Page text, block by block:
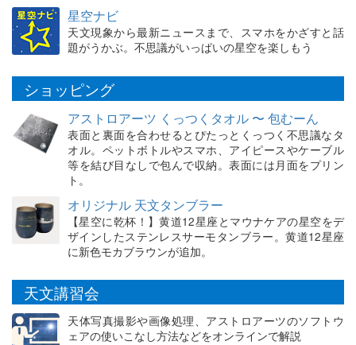
星空ナビ
天文現象から最新ニュースまで、スマホをかざすと話
題がうかぶ。不思議がいっぱいの星空を楽しもう
ショッピング
アストロアーツ くっつくタオル 〜 包むーん
表面と裏面を合わせるとぴたっとくっつく不思議なタ
オル。ペットボトルやスマホ、アイピースやケーブル
等を結び目なしで包んで収納。表面には月面をプリン
ト。
オリジナル 天文タンブラー
【星空に乾杯！】黄道12星座とマウナケアの星空をデ
ザインしたステンレスサーモタンブラー。黄道12星座
に新色モカブラウンが追加。
天文講習会
天体写真撮影や画像処理、アストロアーツのソフトウ
ェアの使いこなし方法などをオンラインで解説